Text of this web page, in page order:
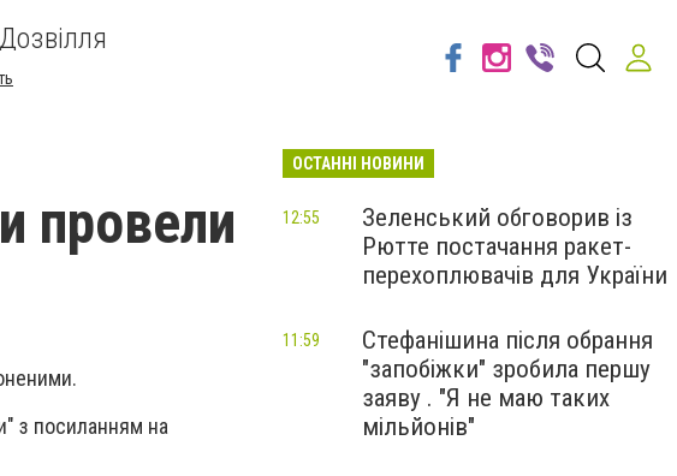
Дозвілля
провели
з посиланням на
ОСТАННІ НОВИНИ
Зеленський обговорив із
Рютте постачання ракет-
перехоплювачів для України
12:55
Стефанішина після обрання
"запобіжки" зробила першу
заяву . "Я не маю таких
мільйонів"
11:59